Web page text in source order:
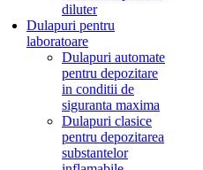
diluter
Dulapuri pentru
laboratoare
Dulapuri automate
pentru depozitare
in conditii de
siguranta maxima
Dulapuri clasice
pentru depozitarea
substantelor